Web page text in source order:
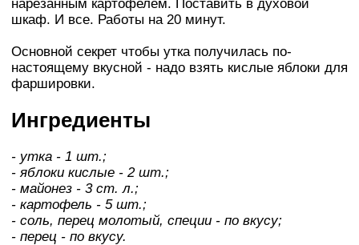
нарезанным картофелем. Поставить в духовой
шкаф. И все. Работы на 20 минут.
Основной секрет чтобы утка получилась по-
настоящему вкусной - надо взять кислые яблоки для
фаршировки.
Ингредиенты
- утка - 1 шт.;
- яблоки кислые - 2 шт.;
- майонез - 3 ст. л.;
- картофель - 5 шт.;
- соль, перец молотый, специи - по вкусу;
- перец - по вкусу.